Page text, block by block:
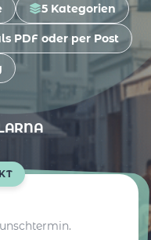
5 Kategorien
PDF oder per Post